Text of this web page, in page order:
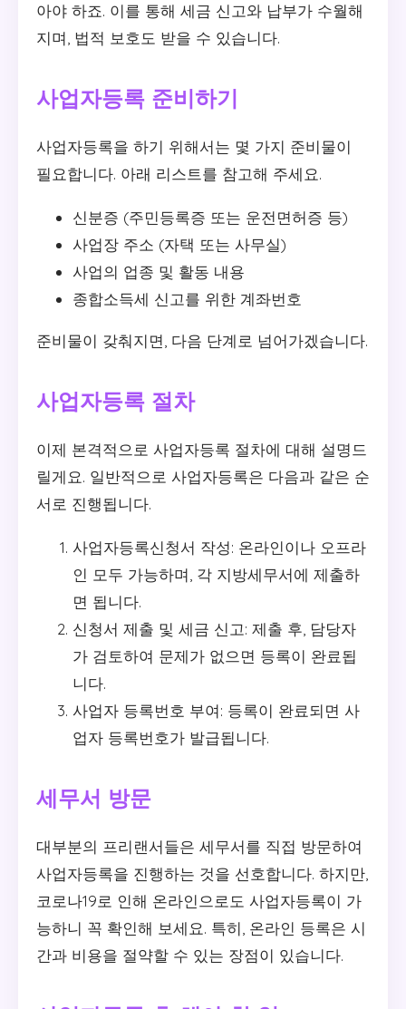
아야 하죠. 이를 통해 세금 신고와 납부가 수월해
지며, 법적 보호도 받을 수 있습니다.
사업자등록 준비하기
사업자등록을 하기 위해서는 몇 가지 준비물이
필요합니다. 아래 리스트를 참고해 주세요.
신분증 (주민등록증 또는 운전면허증 등)
사업장 주소 (자택 또는 사무실)
사업의 업종 및 활동 내용
종합소득세 신고를 위한 계좌번호
준비물이 갖춰지면, 다음 단계로 넘어가겠습니다.
사업자등록 절차
이제 본격적으로 사업자등록 절차에 대해 설명드
릴게요. 일반적으로 사업자등록은 다음과 같은 순
서로 진행됩니다.
사업자등록신청서 작성: 온라인이나 오프라
인 모두 가능하며, 각 지방세무서에 제출하
면 됩니다.
신청서 제출 및 세금 신고: 제출 후, 담당자
가 검토하여 문제가 없으면 등록이 완료됩
니다.
사업자 등록번호 부여: 등록이 완료되면 사
업자 등록번호가 발급됩니다.
세무서 방문
대부분의 프리랜서들은 세무서를 직접 방문하여
사업자등록을 진행하는 것을 선호합니다. 하지만,
코로나19로 인해 온라인으로도 사업자등록이 가
능하니 꼭 확인해 보세요. 특히, 온라인 등록은 시
간과 비용을 절약할 수 있는 장점이 있습니다.